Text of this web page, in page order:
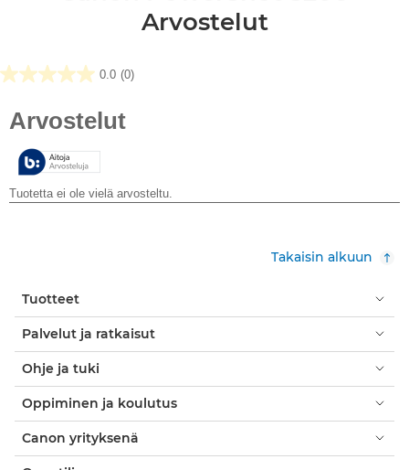
Arvostelut
0.0 (0)
0.0/5
Takaisin alkuun
Tuotteet
Palvelut ja ratkaisut
Ohje ja tuki
Oppiminen ja koulutus
Canon yrityksenä